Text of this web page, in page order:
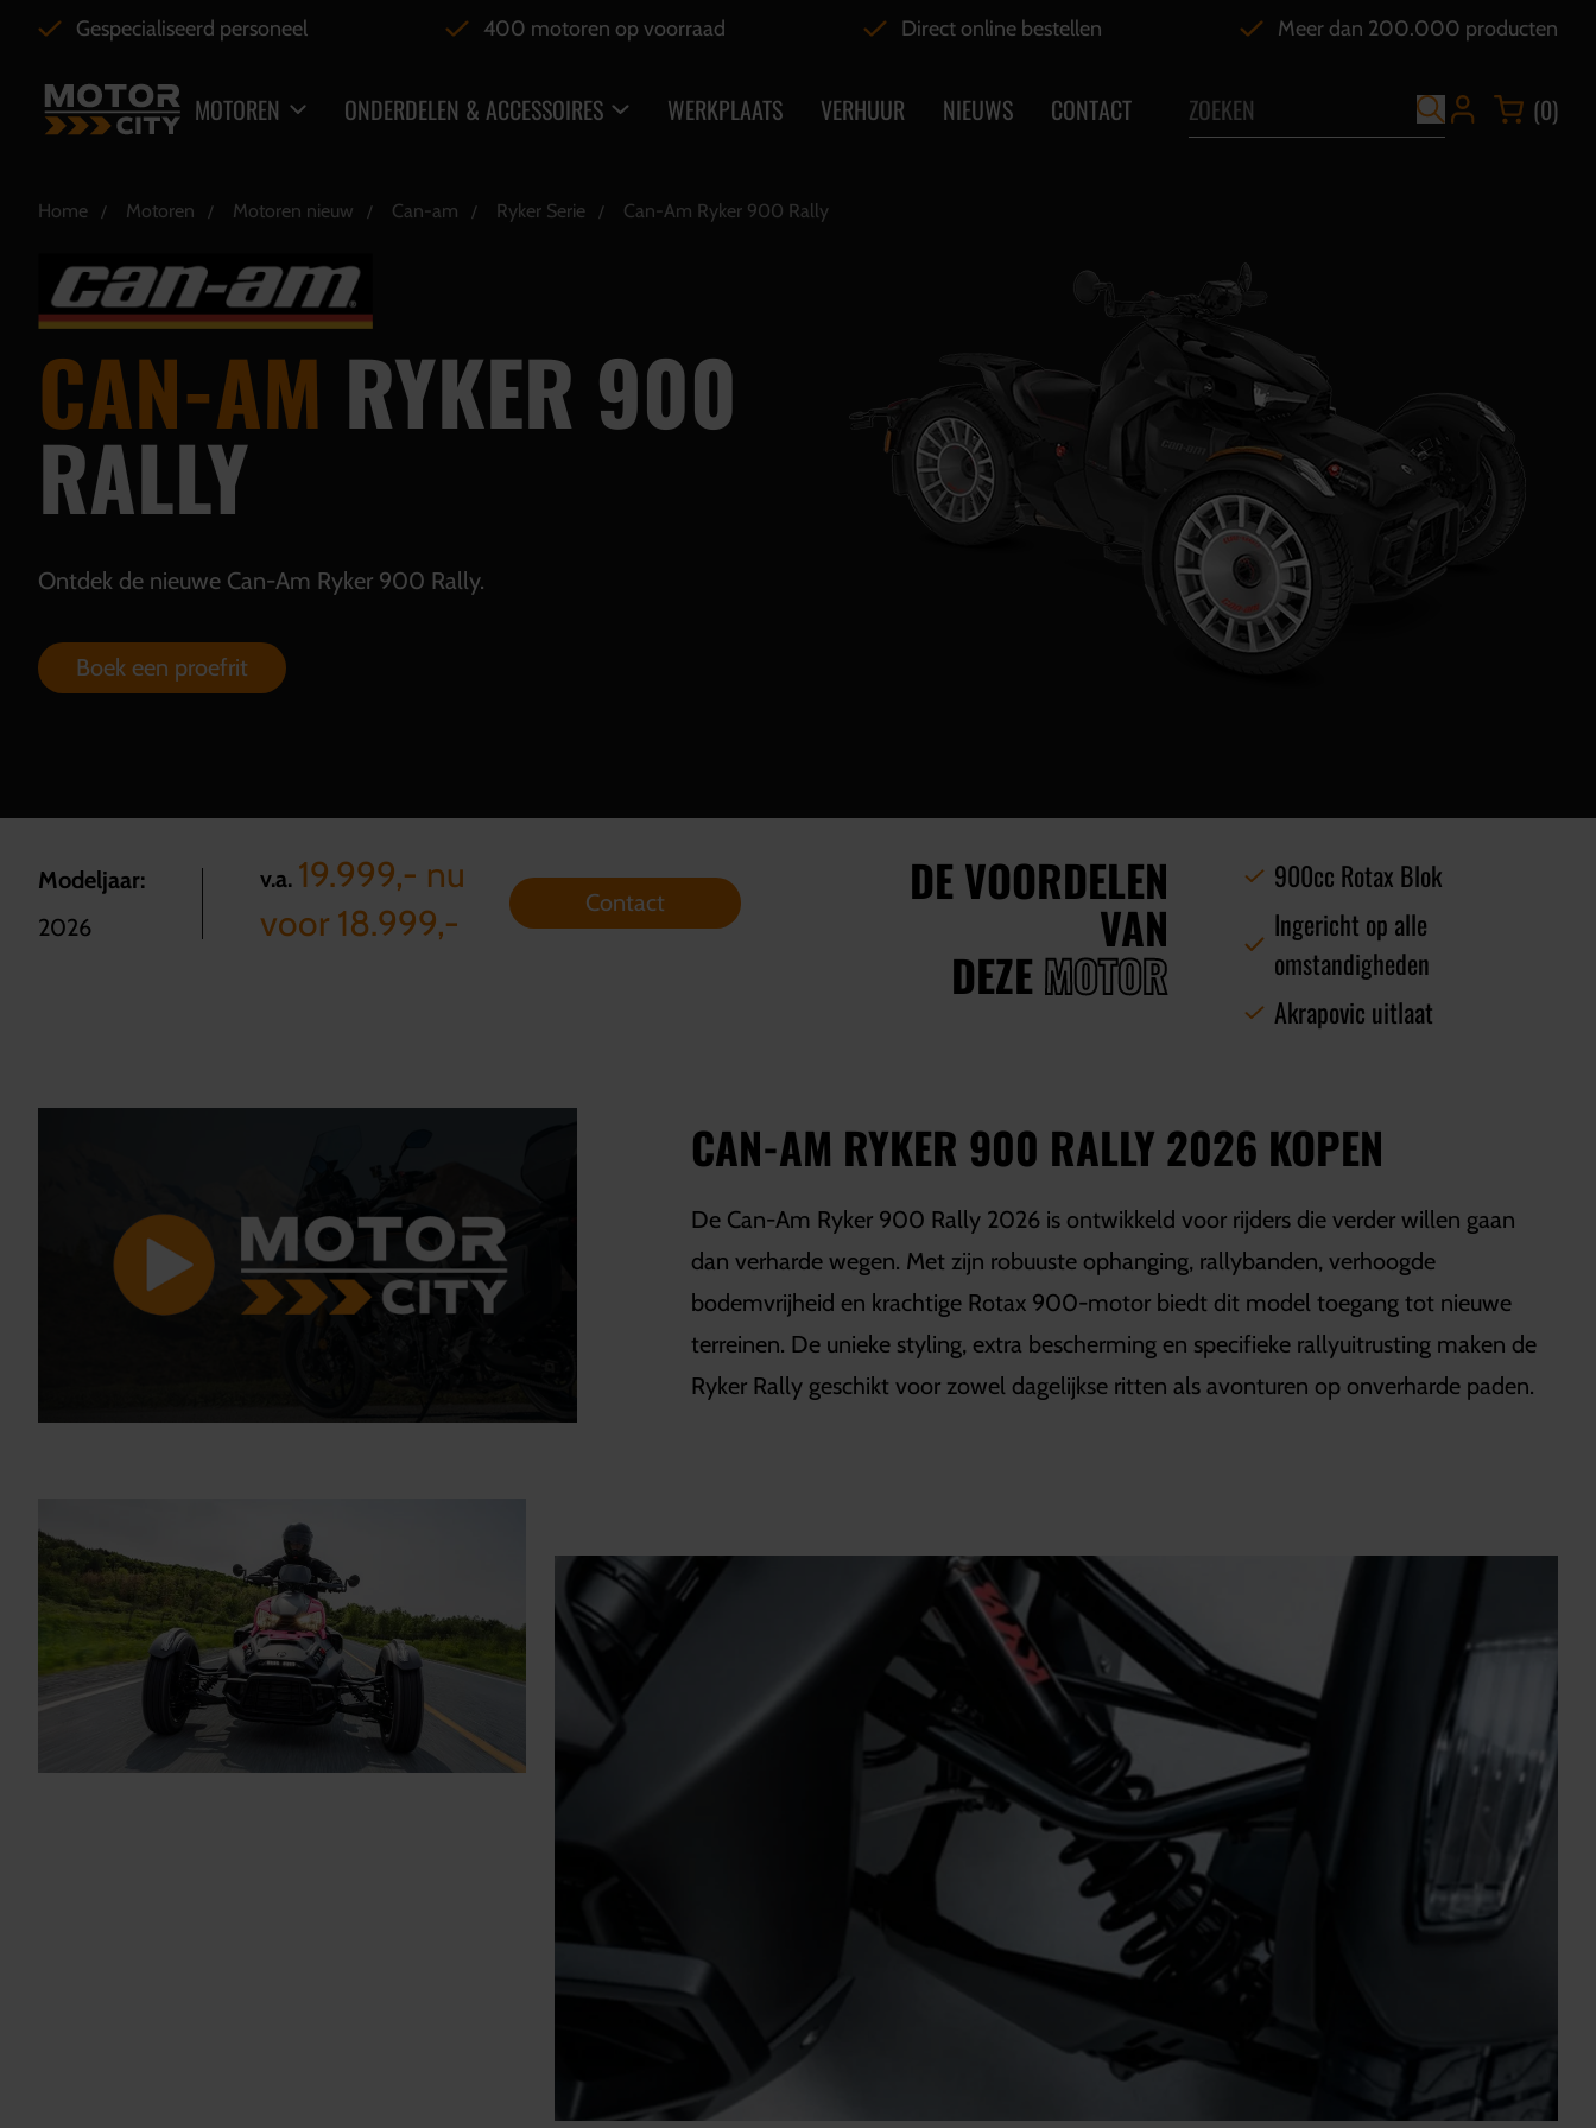
Gespecialiseerd personeel 400 motoren op voorraad Direct online bestellen Meer dan 200.000 producten
MOTOREN ONDERDELEN & ACCESSOIRES WERKPLAATS VERHUUR NIEUWS CONTACT (0)
Home Motoren Motoren nieuw Can-am Ryker Serie Can-Am Ryker 900 Rally
CAN-AM RYKER 900
RALLY
Ontdek de nieuwe Can-Am Ryker 900 Rally.
Boek een proefrit
Modeljaar:
2026
v.a. 19.999,- nu
voor 18.999,-
Contact DE VOORDELEN
VAN
DEZE MOTOR
900cc Rotax Blok
Ingericht op alle
omstandigheden
Akrapovic uitlaat
CAN-AM RYKER 900 RALLY 2026 KOPEN
De Can-Am Ryker 900 Rally 2026 is ontwikkeld voor rijders die verder willen gaan
dan verharde wegen. Met zijn robuuste ophanging, rallybanden, verhoogde
bodemvrijheid en krachtige Rotax 900-motor biedt dit model toegang tot nieuwe
terreinen. De unieke styling, extra bescherming en specifieke rallyuitrusting maken de
Ryker Rally geschikt voor zowel dagelijkse ritten als avonturen op onverharde paden.